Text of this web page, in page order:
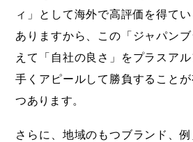
ィ」として海外で高評価を得て
ありますから、この「ジャパン
えて「自社の良さ」をプラスア
手くアピールして勝負すること
つあります。
さらに、地域のもつブランド、